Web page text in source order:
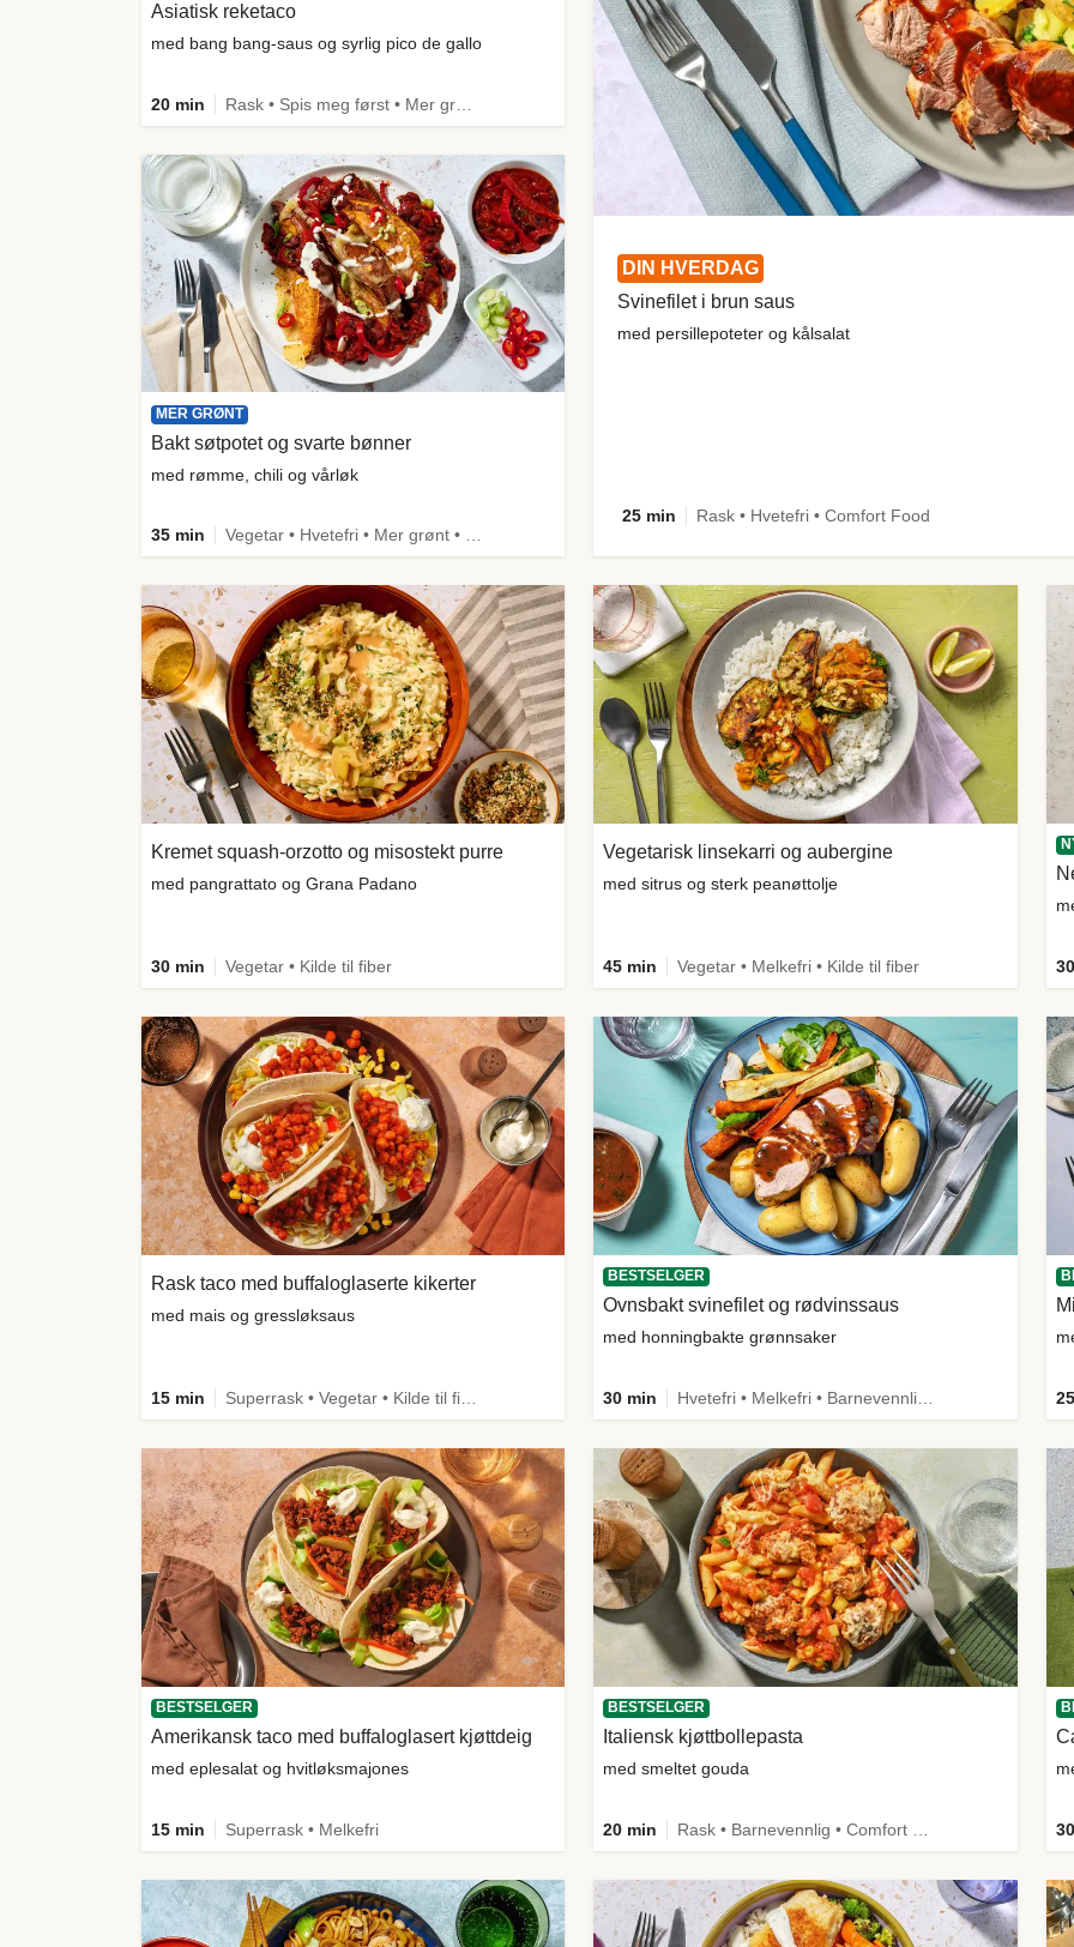
DIN HVERDAG
Svinefilet i brun saus
med persillepoteter og kålsalat
25 min Rask • Hvetefri • Comfort Food
Asiatisk reketaco
med bang bang-saus og syrlig pico de gallo
20 min
MER GRØNT
Bakt søtpotet og svarte bønner
med rømme, chili og vårløk
35 min Vegetar • Hvetefri • Mer grønt • Under 650 kcal • Kilde til fiber
Kremet squash-orzotto og misostekt purre
med pangrattato og Grana Padano
30 min Vegetar • Kilde til fiber
Vegetarisk linsekarri og aubergine
med sitrus og sterk peanøttolje
45 min Vegetar • Melkefri • Kilde til fiber
Rask taco med buffaloglaserte kikerter
med mais og gressløksaus
15 min
BESTSELGER
Ovnsbakt svinefilet og rødvinssaus
med honningbakte grønnsaker
30 min
BESTSELGER
Amerikansk taco med buffaloglasert kjøttdeig
med eplesalat og hvitløksmajones
15 min Superrask • Melkefri
BESTSELGER
Italiensk kjøttbollepasta
med smeltet gouda
20 min